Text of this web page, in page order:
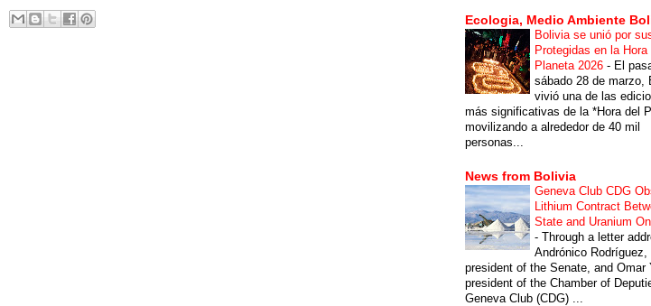
Ecologia, Medio Ambiente
Bolivia se unió por
Protegidas en la Hora
Planeta 2026 - El
sábado 28 de marzo,
vivió una de las
más significativas de la *Hora del
movilizando a alrededor de 40 mil
personas...
News from Bolivia
Geneva Club CDG
Lithium Contract
State and Uranium
- Through a letter
Andrónico Rodríguez,
president of the Senate, and Omar
president of the Chamber of
Geneva Club (CDG) ...